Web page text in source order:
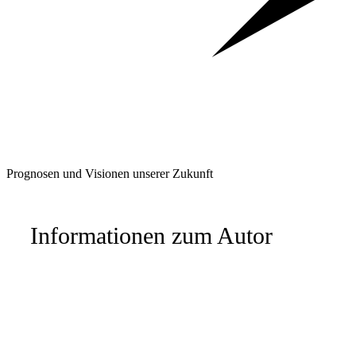
Prognosen und Visionen unserer Zukunft
Informationen zum Autor